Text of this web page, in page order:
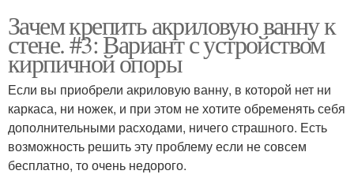
Зачем крепить акриловую ванну к
стене. #3: Вариант с устройством
кирпичной опоры
Если вы приобрели акриловую ванну, в которой нет ни
каркаса, ни ножек, и при этом не хотите обременять себя
дополнительными расходами, ничего страшного. Есть
возможность решить эту проблему если не совсем
бесплатно, то очень недорого.